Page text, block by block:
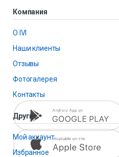
Компания
О IVI
Наши клиенты
Отзывы
Фотогалерея
Контакты
Другие
Мой аккаунт
Избранное